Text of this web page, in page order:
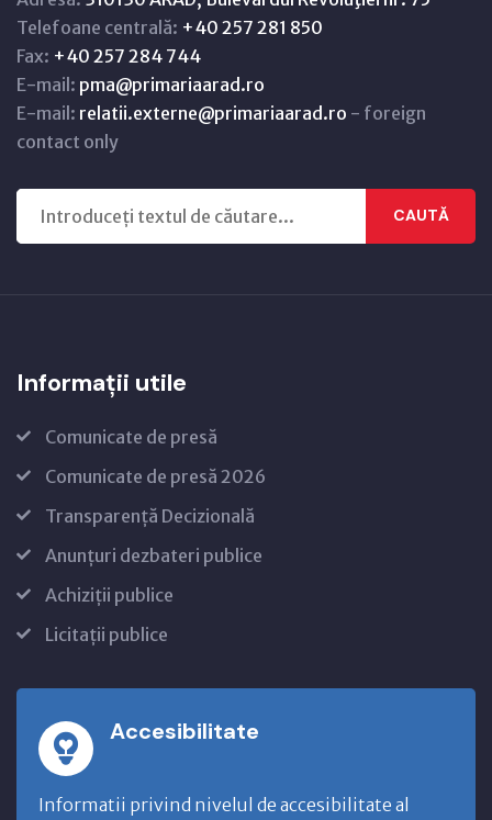
Telefoane centrală: +40 257 281 850
Fax: +40 257 284 744
E-mail: pma@primariaarad.ro
E-mail: relatii.externe@primariaarad.ro - foreign
contact only
CAUTĂ
Informații utile
Comunicate de presă
Comunicate de presă 2026
Transparență Decizională
Anunțuri dezbateri publice
Achiziții publice
Licitații publice
Accesibilitate
Informatii privind nivelul de accesibilitate al